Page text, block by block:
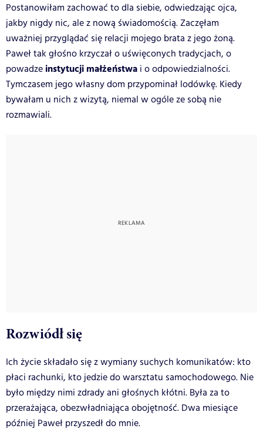
Postanowiłam zachować to dla siebie, odwiedzając ojca,
jakby nigdy nic, ale z nową świadomością. Zaczęłam
uważniej przyglądać się relacji mojego brata z jego żoną.
Paweł tak głośno krzyczał o uświęconych tradycjach, o
powadze instytucji małżeństwa i o odpowiedzialności.
Tymczasem jego własny dom przypominał lodówkę. Kiedy
bywałam u nich z wizytą, niemal w ogóle ze sobą nie
rozmawiali.
Rozwiódł się
Ich życie składało się z wymiany suchych komunikatów: kto
płaci rachunki, kto jedzie do warsztatu samochodowego. Nie
było między nimi zdrady ani głośnych kłótni. Była za to
przerażająca, obezwładniająca obojętność. Dwa miesiące
później Paweł przyszedł do mnie.